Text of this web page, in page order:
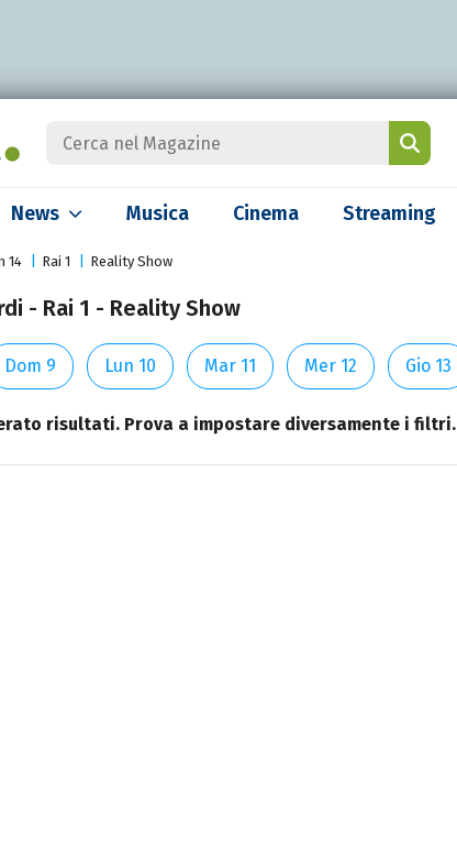
News Musica Cinema Streaming
14 Rai 1 Reality Show
- Rai 1 - Reality Show
Dom 9 Lun 10 Mar 11 Mer 12 Gio 13
risultati. Prova a impostare diversamente i filtri.